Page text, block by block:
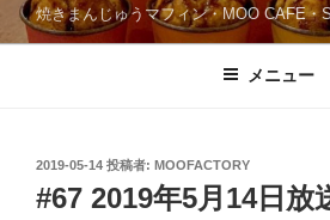
焼きまんじゅうマフィン・MOO CAFE・
メニュー
投
稿
日:
2019-05-14 投稿者: MOOFACTORY
#67 2019年5月14日放